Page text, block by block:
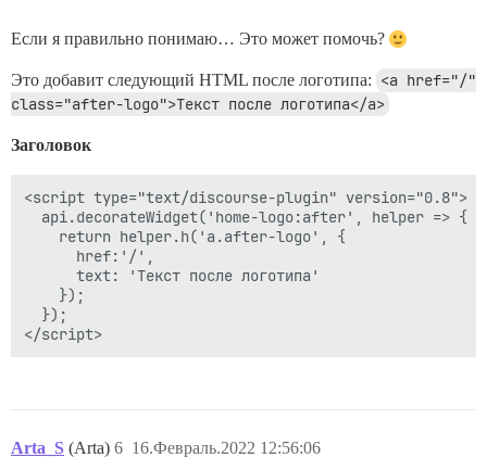
Если я правильно понимаю… Это может помочь?
Это добавит следующий HTML после логотипа: <a href="/"
class="after-logo">Текст после логотипа</a>
Заголовок
<script type="text/discourse-plugin" version="0.8">
  api.decorateWidget('home-logo:after', helper => {
    return helper.h('a.after-logo', {
      href:'/',
      text: 'Текст после логотипа'
    });
  });
Arta_S (Arta) 16.Февраль.2022 12:56:06
6